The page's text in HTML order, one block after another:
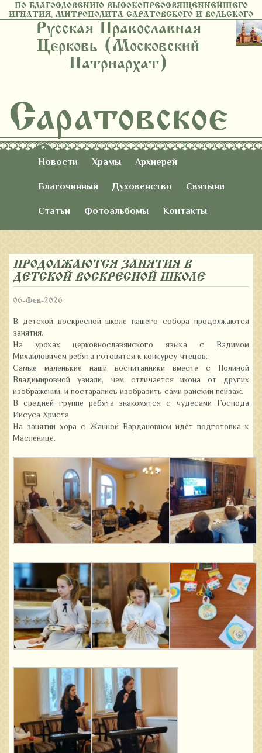
ПО БЛАГОСЛОВЕНИЮ ВЫСОКОПРЕОСВЯЩЕННЕЙШЕГО
ИГНАТИЯ, МИТРОПОЛИТА САРАТОВСКОГО И ВОЛЬСКОГО
Русская Православная
Церковь (Московский
Патриархат)
Саратовское
Восточное
Благочиние
Новости Храмы
Архиерей
Благочинный
Духовенство
Святыни
Статьи
Фотоальбомы Контакты
ПРОДОЛЖАЮТСЯ ЗАНЯТИЯ В
ДЕТСКОЙ ВОСКРЕСНОЙ ШКОЛЕ
06-Фев-2026
В детской воскресной школе нашего собора продолжаются
занятия.
На уроках церковнославянского языка с Вадимом
Михайловичем ребята готовятся к конкурсу чтецов.
Самые маленькие наши воспитанники вместе с Полиной
Владимировной узнали, чем отличается икона от других
изображений, и постарались изобразить сами райский пейзаж.
В средней группе ребята знакомятся с чудесами Господа
Иисуса Христа.
На занятии хора с Жанной Вардановной идёт подготовка к
Масленице.